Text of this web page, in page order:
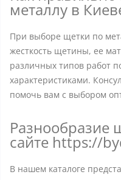
металлу в
При выборе щетки по
жесткость щетины, ее
различных типов работ
характеристиками.
помочь вам с выбором
Разнообразие
сайте https://
В нашем каталоге